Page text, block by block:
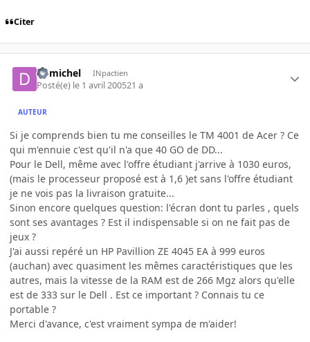
Citer
domichel INpactien
Posté(e) le 1 avril 200521 a
AUTEUR
Si je comprends bien tu me conseilles le TM 4001 de Acer ? Ce
qui m'ennuie c'est qu'il n'a que 40 GO de DD...
Pour le Dell, même avec l'offre étudiant j'arrive à 1030 euros,
(mais le processeur proposé est à 1,6 )et sans l'offre étudiant
je ne vois pas la livraison gratuite...
Sinon encore quelques question: l'écran dont tu parles , quels
sont ses avantages ? Est il indispensable si on ne fait pas de
jeux ?
J'ai aussi repéré un HP Pavillion ZE 4045 EA à 999 euros
(auchan) avec quasiment les mêmes caractéristiques que les
autres, mais la vitesse de la RAM est de 266 Mgz alors qu'elle
est de 333 sur le Dell . Est ce important ? Connais tu ce
portable ?
Merci d'avance, c'est vraiment sympa de m'aider!